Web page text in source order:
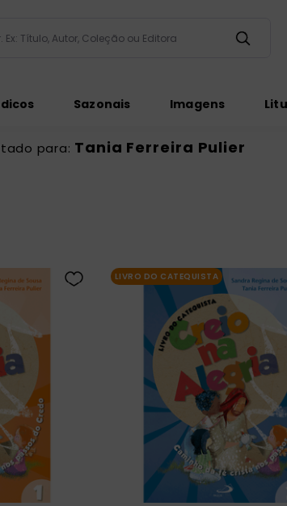
Sazonais Imagens
Tania Ferreira Pulier
LIVRO DO CATEQUISTA